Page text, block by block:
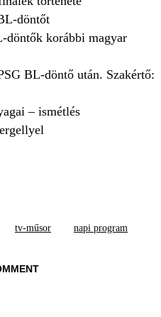
döntőt
korábbi magyar
BL-döntő után. Szakértő:
– ismétlés
tv-műsor napi program